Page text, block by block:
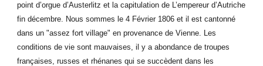
point d’orgue d’Austerlitz et la capitulation de L’empereur d’Autriche
fin décembre. Nous sommes le 4 Février 1806 et il est cantonné
dans un "assez fort village" en provenance de Vienne. Les
conditions de vie sont mauvaises, il y a abondance de troupes
françaises, russes et rhénanes qui se succèdent dans les